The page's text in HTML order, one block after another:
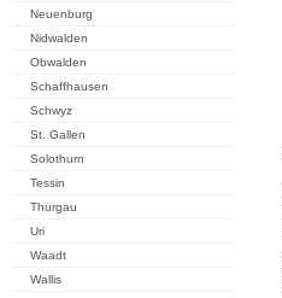
Neuenburg
Nidwalden
Obwalden
Schaffhausen
Schwyz
St. Gallen
Solothurn
Tessin
Thurgau
Uri
Waadt
Wallis